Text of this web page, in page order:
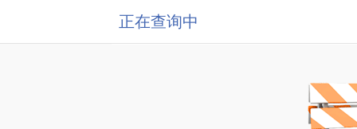
正在查询中